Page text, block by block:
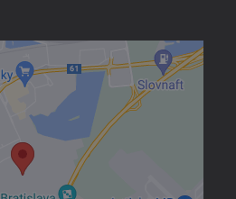
je blokovaný Voľbami
externý obsah?
tentokrát